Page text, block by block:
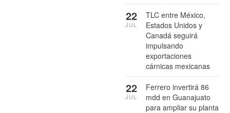
TLC entre México,
Estados Unidos y
Canadá seguirá
impulsando
exportaciones
cárnicas mexicanas
22
JUL
Ferrero invertirá 86
mdd en Guanajuato
para ampliar su planta
22
JUL